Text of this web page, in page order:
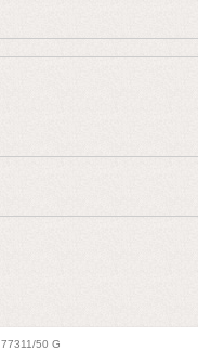
77311/50 G